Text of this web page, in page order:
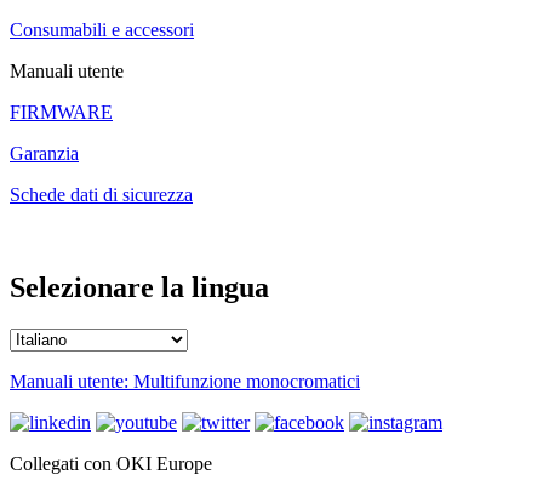
Consumabili e accessori
Manuali utente
FIRMWARE
Garanzia
Schede dati di sicurezza
Selezionare la lingua
Manuali utente: Multifunzione monocromatici
Collegati con OKI Europe